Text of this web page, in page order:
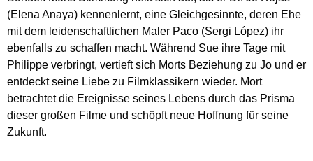
(Elena Anaya) kennenlernt, eine Gleichgesinnte, deren Ehe
mit dem leidenschaftlichen Maler Paco (Sergi López) ihr
ebenfalls zu schaffen macht. Während Sue ihre Tage mit
Philippe verbringt, vertieft sich Morts Beziehung zu Jo und er
entdeckt seine Liebe zu Filmklassikern wieder. Mort
betrachtet die Ereignisse seines Lebens durch das Prisma
dieser großen Filme und schöpft neue Hoffnung für seine
Zukunft.